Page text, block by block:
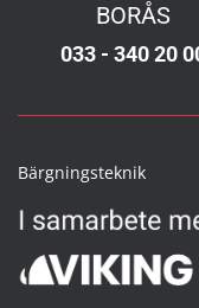
BORÅS
033 - 340 20
Bärgningsteknik